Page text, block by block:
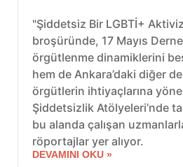
"Şiddetsiz Bir LGBTİ+
broşüründe, 17 Mayıs
örgütlenme dinamiklerini
hem de Ankara’daki diğer
örgütlerin ihtiyaçlarına
Şiddetsizlik Atölyeleri’nde
bu alanda çalışan
röportajlar yer alıyor.
DEVAMINI OKU »